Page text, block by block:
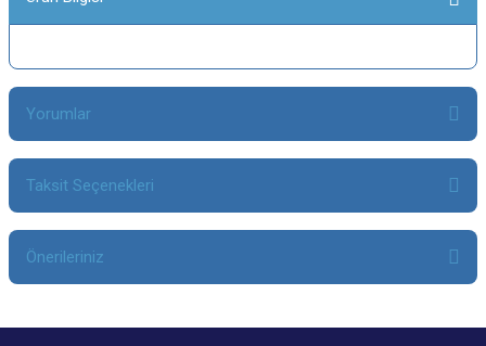
Yorumlar
Bu ürüne ilk yorumu siz yapın!
Taksit Seçenekleri
Önerileriniz